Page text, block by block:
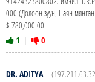
000 (Долоон зуун, Наян мянган
$ 780,000.00
1 | 0
DR. ADITYA